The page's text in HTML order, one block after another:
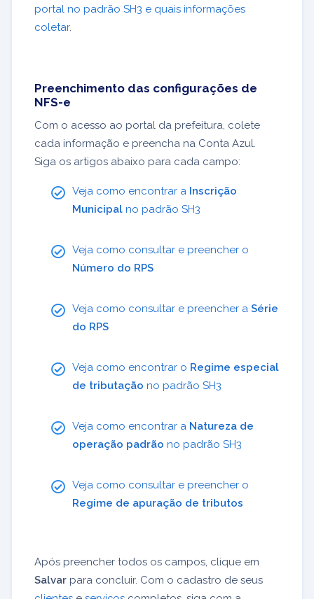
portal no padrão SH3 e quais informações
coletar.
Preenchimento das configurações de
NFS-e
Com o acesso ao portal da prefeitura, colete
cada informação e preencha na Conta Azul.
Siga os artigos abaixo para cada campo:
Veja como encontrar a Inscrição
Municipal no padrão SH3
Veja como consultar e preencher o
Número do RPS
Veja como consultar e preencher a Série
do RPS
Veja como encontrar o Regime especial
de tributação no padrão SH3
Veja como encontrar a Natureza de
operação padrão no padrão SH3
Veja como consultar e preencher o
Regime de apuração de tributos
Após preencher todos os campos, clique em
Salvar para concluir. Com o cadastro de seus